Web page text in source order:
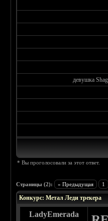
девушка
* Вы проголосовали за этот ответ.
Страницы (2): « Предыдущая 1
Конкурс: Метал Леди трекера
LadyEmerada